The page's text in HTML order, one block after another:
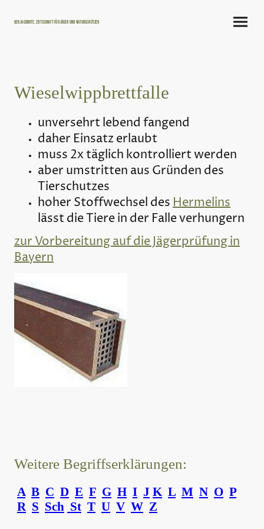
Der Jagdbote, Zeitschrift für Jäger und Naturschützer
Wieselwippbrettfalle
unversehrt lebend fangend
daher Einsatz erlaubt
muss 2x täglich kontrolliert werden
aber umstritten aus Gründen des
Tierschutzes
hoher Stoffwechsel desHermelins
lässt die Tiere in der Falle verhungern
zur Vorbereitung auf die Jägerprüfung in
Bayern
Weitere Begriffserklärungen:
A B C D E F G H I J K L M N O P
R S Sch St T U V W Z